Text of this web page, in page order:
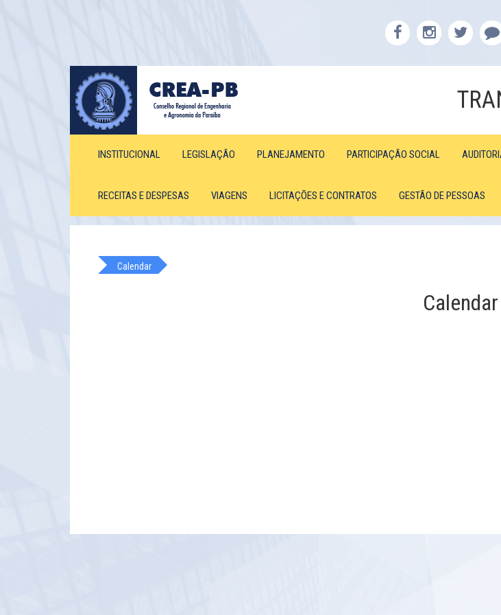
INSTITUCIONAL LEGISLAÇÃO PLANEJAMENTO PARTICIPAÇÃO SOCIAL
RECEITAS E DESPESAS VIAGENS LICITAÇÕES E CONTRATOS GESTÃO DE PESSOAS
Calendar
Calendar